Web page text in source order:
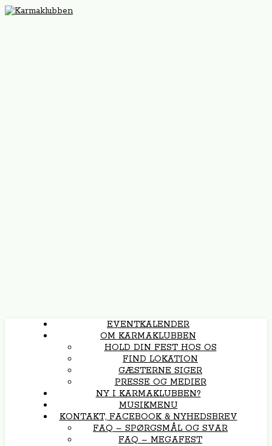
EVENTKALENDER
OM KARMAKLUBBEN
HOLD DIN FEST HOS OS
FIND LOKATION
GÆSTERNE SIGER
PRESSE OG MEDIER
NY I KARMAKLUBBEN?
MUSIKMENU
KONTAKT, FACEBOOK & NYHEDSBREV
FAQ – SPØRGSMÅL OG SVAR
FAQ – MEGAFEST